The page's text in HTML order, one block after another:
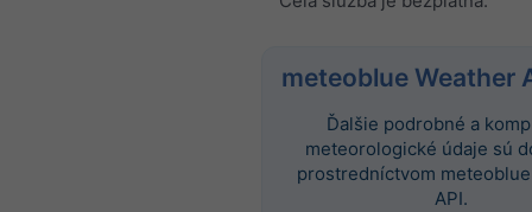
meteoblue Weather
Ďalšie podrobné a
meteorologické údaje sú
prostredníctvom
API.